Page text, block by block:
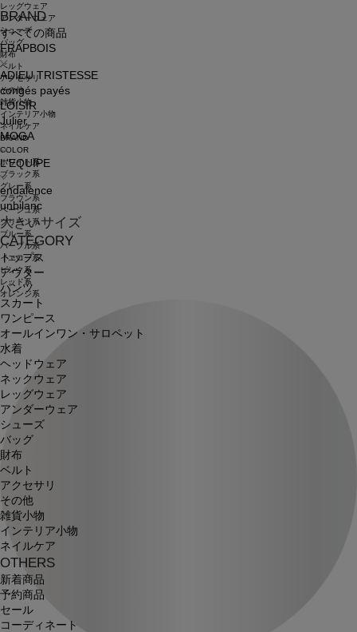
BRAND
すべての商品
FRAPBOIS
ADIEU TRISTESSE
congés payés
LOISIR
Julier
MOGA
L'EQUIPE
endalence
unbilanc
大きいサイズ
CATEGORY
トップス
アウター
パンツ
スカート
ワンピース
オールインワン・サロペット
水着
ヘッドウェア
ネックウェア
レッグウェア
アンダーウェア
シューズ
バッグ
財布
ベルト
アクセサリ
その他
雑貨小物
インテリア小物
ネイルケア
OTHERS
新着商品
予約商品
セール
コーディネート
レッグウェア
アンダーウェア
シューズ
バッグ
財布
ベルト
アクセサリ
その他
雑貨小物
インテリア小物
ネイルケア
BRAND
COLOR
ホワイト系
ブラック系
グレー系
ブラウン系
ベージュ系
グリーン系
ブルー系
パープル系
イエロー系
ピンク系
レッド系
オレンジ系